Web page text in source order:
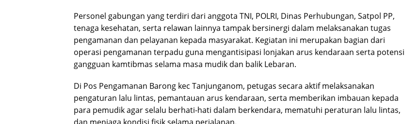
Personel gabungan yang terdiri dari anggota TNI, POLRI, Dinas Perhubungan, Satpol PP,
tenaga kesehatan, serta relawan lainnya tampak bersinergi dalam melaksanakan tugas
pengamanan dan pelayanan kepada masyarakat. Kegiatan ini merupakan bagian dari
operasi pengamanan terpadu guna mengantisipasi lonjakan arus kendaraan serta potensi
gangguan kamtibmas selama masa mudik dan balik Lebaran.
Di Pos Pengamanan Barong kec Tanjunganom, petugas secara aktif melaksanakan
pengaturan lalu lintas, pemantauan arus kendaraan, serta memberikan imbauan kepada
para pemudik agar selalu berhati-hati dalam berkendara, mematuhi peraturan lalu lintas,